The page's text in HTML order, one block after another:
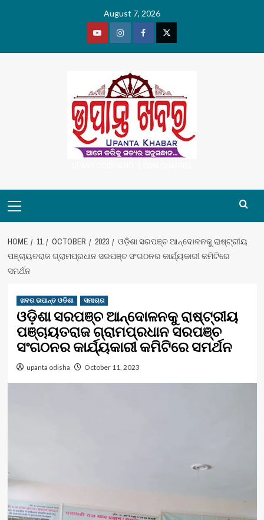
August 7, 2026
YoutubeVimeoFacebookTwitter
Menu
HOME 11 OCTOBER 2023
ଓଡ଼ିଶା ସରପଞ୍ଚ ଆନ୍ଦୋଳନକୁ ରାଷ୍ଟ୍ରୀୟ
ପଞ୍ଚାୟତରାଜ ଗ୍ରାମପ୍ରଧାନ ସରପଞ୍ଚ ସଂଗଠନର କାର୍ଯ୍ୟକାରୀ କମିଟିରେ
ସମର୍ଥନ
ଖବର ଉପାନ୍ତ ଓଡିଶା ସମାଚାର
ଓଡ଼ିଶା ସରପଞ୍ଚ ଆନ୍ଦୋଳନକୁ ରାଷ୍ଟ୍ରୀୟ
ପଞ୍ଚାୟତରାଜ ଗ୍ରାମପ୍ରଧାନ ସରପଞ୍ଚ
ସଂଗଠନର କାର୍ଯ୍ୟକାରୀ କମିଟିରେ ସମର୍ଥନ
upanta odisha October 11, 2023